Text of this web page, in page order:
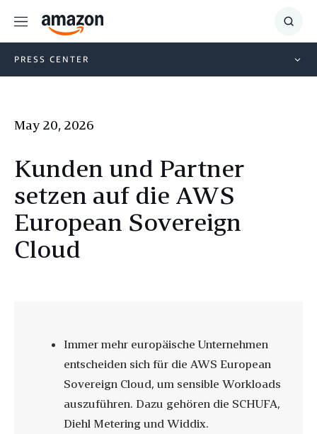
Menu
Show
PRESS CENTER
May 20, 2026
Kunden und Partner
setzen auf die AWS
European Sovereign
Cloud
Immer mehr europäische Unternehmen
entscheiden sich für die AWS European
Sovereign Cloud, um sensible Workloads
auszuführen. Dazu gehören die SCHUFA,
Diehl Metering und Widdix.